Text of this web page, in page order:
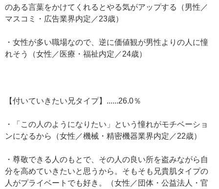
のある言葉をかけてくれるとやる気がアップする（男性／
マスコミ・広告業界内定／23歳）
・女性が多い職場なので、逆に価値観が男性よりの人に憧
れそう（女性／医療・福祉内定／24歳）
【付いていきたい兄タイプ】......26.0％
・「この人のようになりたい」という憧れがモチベーショ
ンになるから（女性／機械・精密機器業界内定／22歳）
・尊敬できる人のもとで、その人の良い所を盗みながら自
分を高めていきたいと思うから。そもそも兄貴肌タイプの
人がプライベートでも好き。（女性／団体・公益法人・官